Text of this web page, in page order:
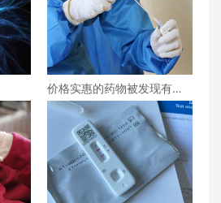
价格实惠的药物被发现有望
治疗重症COVID患者